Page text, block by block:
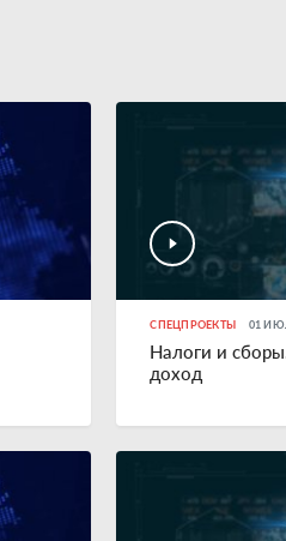
СПЕЦПРОЕКТЫ 01
Налоги и
доход